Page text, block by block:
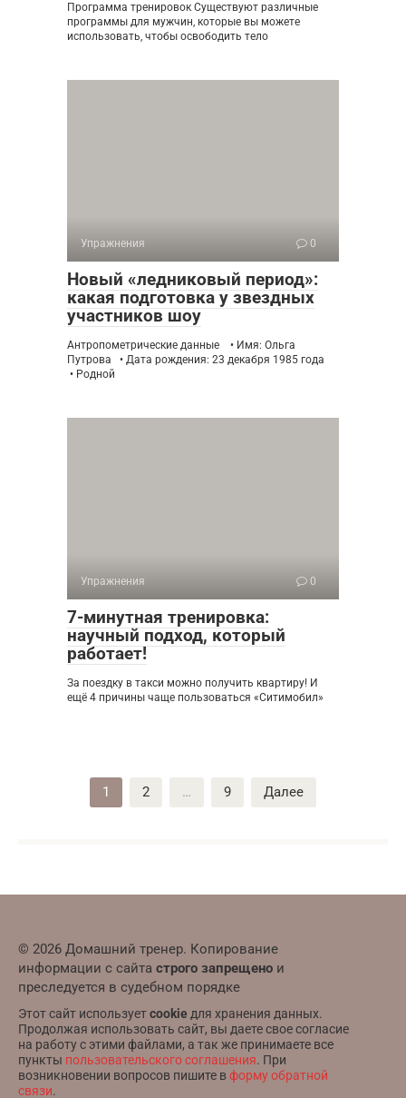
Программа тренировок Существуют различные
программы для мужчин, которые вы можете
использовать, чтобы освободить тело
Упражнения 0
Новый «ледниковый период»:
какая подготовка у звездных
участников шоу
Антропометрические данные • Имя: Ольга
Путрова • Дата рождения: 23 декабря 1985 года
• Родной
Упражнения 0
7-минутная тренировка:
научный подход, который
работает!
За поездку в такси можно получить квартиру! И
ещё 4 причины чаще пользоваться «Ситимобил»
1 2 … 9 Далее
© 2026 Домашний тренер. Копирование
информации с сайта строго запрещено и
преследуется в судебном порядке
Этот сайт используетcookie для хранения данных.
Продолжая использовать сайт, вы даете свое согласие
на работу с этими файлами, а так же принимаете все
пункты пользовательского соглашения. При
возникновении вопросов пишите вформу обратной
связи.